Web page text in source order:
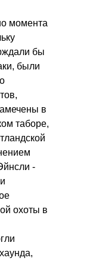
момента
бы
были
в
таборе,
-
охоты в